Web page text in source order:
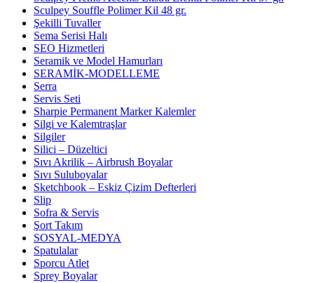
Sculpey Souffle Polimer Kil 48 gr.
Şekilli Tuvaller
Sema Serisi Halı
SEO Hizmetleri
Seramik ve Model Hamurları
SERAMİK-MODELLEME
Serra
Servis Seti
Sharpie Permanent Marker Kalemler
Silgi ve Kalemtraşlar
Silgiler
Silici – Düzeltici
Sıvı Akrilik – Airbrush Boyalar
Sıvı Suluboyalar
Sketchbook – Eskiz Çizim Defterleri
Slip
Sofra & Servis
Şort Takım
SOSYAL-MEDYA
Spatulalar
Sporcu Atlet
Sprey Boyalar